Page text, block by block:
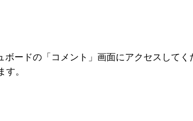
ードの「コメント」画面にアクセスしてく
す。